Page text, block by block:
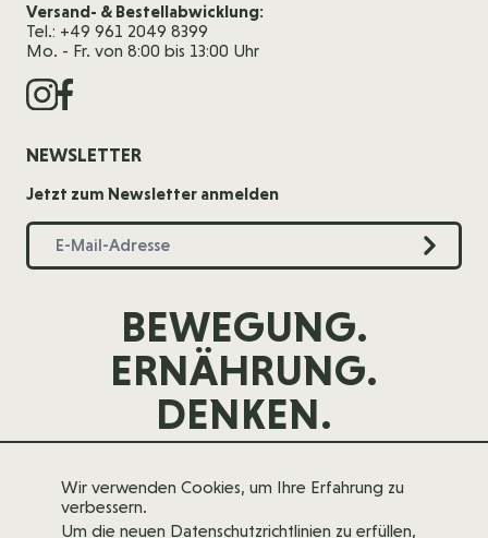
Wir verwenden Cookies, um Ihre Erfahrung zu
verbessern.
Um die neuen Datenschutzrichtlinien zu erfüllen,
BEWEGUNG.
ERNÄHRUNG.
DENKEN.
Versand- & Bestellabwicklung:
Tel.: +49 961 2049 8399
Mo. - Fr. von 8:00 bis 13:00 Uhr
NEWSLETTER
Jetzt zum Newsletter anmelden